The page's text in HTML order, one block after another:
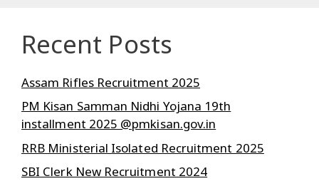
Recent Posts
Assam Rifles Recruitment 2025
PM Kisan Samman Nidhi Yojana 19th
installment 2025 @pmkisan.gov.in
RRB Ministerial Isolated Recruitment 2025
SBI Clerk New Recruitment 2024